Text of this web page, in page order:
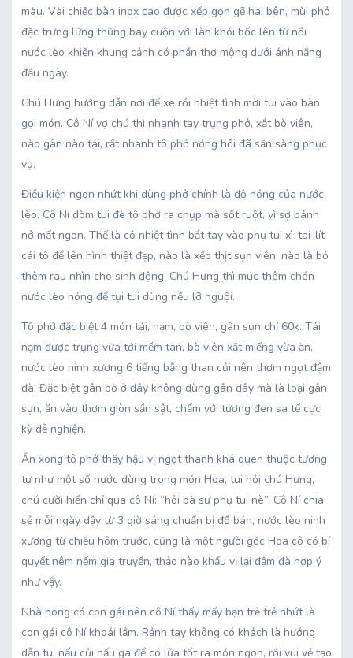
màu. Vài chiếc bàn inox cao được xếp gọn gẽ hai bên, mùi phở
đặc trưng lững thững bay cuộn với làn khói bốc lên từ nồi
nước lèo khiến khung cảnh có phần thơ mộng dưới ánh nắng
đầu ngày.
Chú Hưng hướng dẫn nơi để xe rồi nhiệt tình mời tui vào bàn
gọi món. Cô Ní vợ chú thì nhanh tay trụng phở, xắt bò viên,
nào gân nào tái, rất nhanh tô phở nóng hổi đã sẵn sàng phục
vụ.
Điều kiện ngon nhứt khi dùng phở chính là độ nóng của nước
lèo. Cô Ní dòm tui đè tô phở ra chụp mà sốt ruột, vì sợ bánh
nở mất ngon. Thế là cô nhiệt tình bắt tay vào phụ tui xì-tai-lít
cái tô để lên hình thiệt đẹp, nào là xếp thịt sụn viên, nào là bỏ
thêm rau nhìn cho sinh động. Chú Hưng thì múc thêm chén
nước lèo nóng để tụi tui dùng nếu lỡ nguội.
Tô phở đặc biệt 4 món tái, nạm, bò viên, gân sụn chỉ 60k. Tái
nạm được trụng vừa tới mềm tan, bò viên xắt miếng vừa ăn,
nước lèo ninh xương 6 tiếng bằng than củi nên thơm ngọt đậm
đà. Đặc biệt gân bò ở đây không dùng gân dây mà là loại gân
sụn, ăn vào thơm giòn sần sật, chấm với tương đen sa tế cực
kỳ dễ nghiện.
Ăn xong tô phở thấy hậu vị ngọt thanh khá quen thuộc tương
tự như một số nước dùng trong món Hoa, tui hỏi chú Hưng,
chú cười hiền chỉ qua cô Ní: “hỏi bà sư phụ tui nè”. Cô Ní chia
sẻ mỗi ngày dậy từ 3 giờ sáng chuẩn bị đồ bán, nước lèo ninh
xương từ chiều hôm trước, cũng là một người gốc Hoa cô có bí
quyết nêm nếm gia truyền, thảo nào khẩu vị lại đậm đà hợp ý
như vậy.
Nhà hong có con gái nên cô Ní thấy mấy bạn trẻ trẻ nhứt là
con gái cô Ní khoái lắm. Rảnh tay không có khách là hướng
dẫn tui nấu củi nấu ga để có lửa tốt ra món ngon, rồi vui vẻ tạo